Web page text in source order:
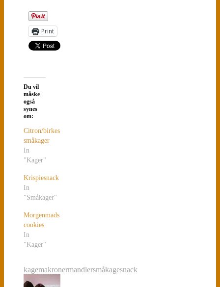
Print
Du vil
måske
også
synes
om:
Citron/birkes
småkager
In
"Kager"
Krispiesnack
In
"Småkager"
Morgenmads
cookies
In
"Kager"
kagemakronermandlersmåkagesnack